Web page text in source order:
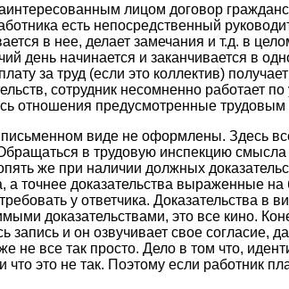
лицом договор
есть непосредственный
в нее, делает замечания и т.д. в
день начинается и заканчивается в
за труд (если это коллектив)
сотрудник несомненно работает
отношения предусмотренные
виде не оформлены. Здесь
в трудовую инспекцию смысла
же при наличии должных
а точнее доказательства выраженные
у ответчика. Доказательства в
доказательствами, это все кино.
запись и он озвучивает свое согласие,
не все так просто. Дело в том что,
это не так. Поэтому если работник